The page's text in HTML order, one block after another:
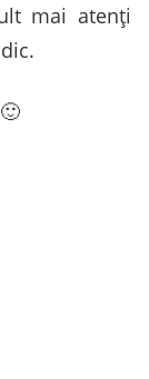
mai atenți